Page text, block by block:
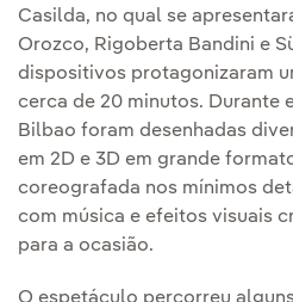
Casilda, no qual se
Orozco, Rigoberta Bandini e
dispositivos protagonizaram
cerca de 20 minutos. Durante
Bilbao foram desenhadas
em 2D e 3D em grande
coreografada nos mínimos
com música e efeitos visuais
para a ocasião.